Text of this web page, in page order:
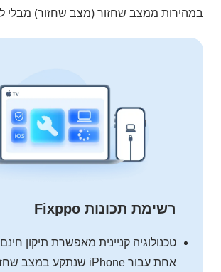
במהירות ממצב שחזור (מצב שחזור) מבלי
רשימת תכונות Fixppo
טכנולוגיה קניינית מאפשרת תיקון
אחת עבור iPhone שנתקע במצב שחזור.